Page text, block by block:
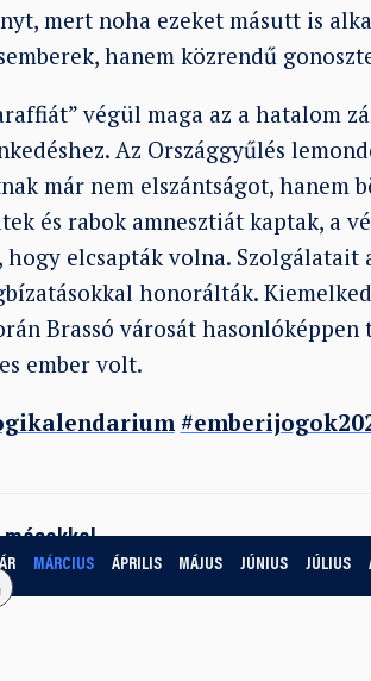
MÁRCIUS ÁPRILIS MÁJUS JÚNIUS JÚLIUS
mert noha ezeket másutt is
hanem közrendű
végül maga az a hatalom
Az Országgyűlés
már nem elszántságot, hanem
és rabok amnesztiát kaptak, a
hogy elcsapták volna. Szolgálatait
honorálták.
Brassó városát
ember volt.